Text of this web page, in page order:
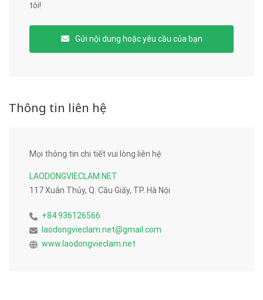
tôi!
Gửi nội dung hoặc yêu cầu của bạn
Thông tin liên hệ
Mọi thông tin chi tiết vui lòng liên hệ
LAODONGVIECLAM.NET
117 Xuân Thủy, Q. Cầu Giấy, TP. Hà Nội
+84 936126566
laodongvieclam.net@gmail.com
www.laodongvieclam.net